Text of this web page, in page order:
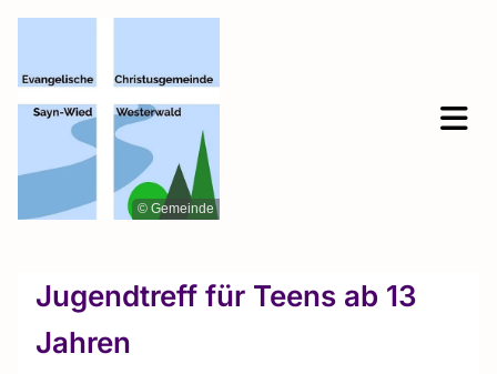
© Gemeinde
Jugendtreff für Teens ab 13
Jahren